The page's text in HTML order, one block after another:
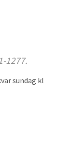
1277.
sundag kl